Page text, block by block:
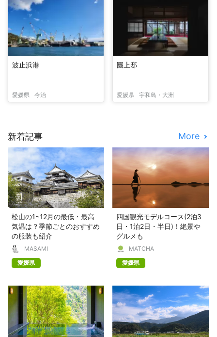
波止浜港
愛媛県 今治
團上邸
愛媛県 宇和島・大洲
新着記事 More
松山の1~12月の最低・最高
気温は？季節ごとのおすすめ
の服装も紹介
MASAMI
愛媛県
四国観光モデルコース(2泊3
日・1泊2日・半日)！絶景や
グルメも
MATCHA
愛媛県